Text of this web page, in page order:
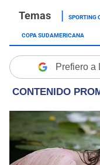
SPORTING
COPA SUDAMERICANA
Prefiero a